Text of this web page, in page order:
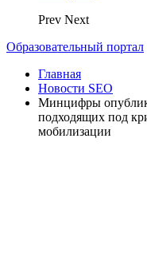
Prev Next
Образовательный портал
Главная
Новости SEO
Минцифры
подходящих под
мобилизации